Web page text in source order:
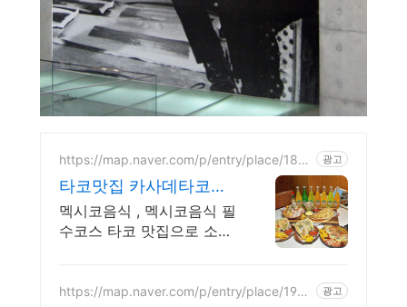
https://map.naver.com/p/entry/place/1869
광고
타코맛집 카사데타코화
성상륙! 이제는 기다림없
이 예약하세요
멕시코음식 , 멕시코음식 필
수코스 타코 맛집으로 소문
https://map.naver.com/p/entry/place/190
광고